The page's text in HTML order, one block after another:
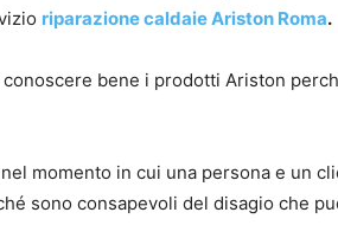
riparazione caldaie Ariston Roma.
bene i prodotti Ariston
momento in cui una persona e un
sono consapevoli del disagio che